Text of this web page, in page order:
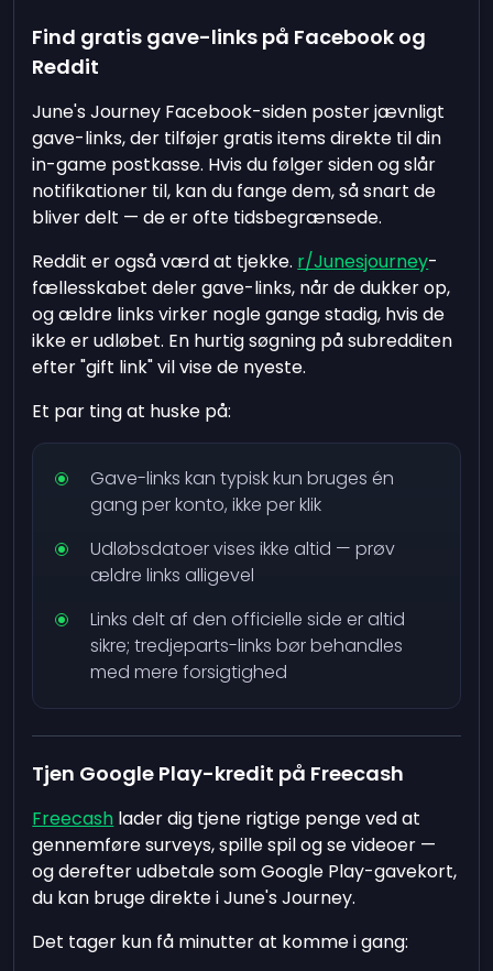
Find gratis gave-links på Facebook og
Reddit
June's Journey Facebook-siden poster jævnligt
gave-links, der tilføjer gratis items direkte til din
in-game postkasse. Hvis du følger siden og slår
notifikationer til, kan du fange dem, så snart de
bliver delt — de er ofte tidsbegrænsede.
Reddit er også værd at tjekke. r/Junesjourney-
fællesskabet deler gave-links, når de dukker op,
og ældre links virker nogle gange stadig, hvis de
ikke er udløbet. En hurtig søgning på subredditen
efter "gift link" vil vise de nyeste.
Et par ting at huske på:
Gave-links kan typisk kun bruges én
gang per konto, ikke per klik
Udløbsdatoer vises ikke altid — prøv
ældre links alligevel
Links delt af den officielle side er altid
sikre; tredjeparts-links bør behandles
med mere forsigtighed
Tjen Google Play-kredit på Freecash
Freecash lader dig tjene rigtige penge ved at
gennemføre surveys, spille spil og se videoer —
og derefter udbetale som Google Play-gavekort,
du kan bruge direkte i June's Journey.
Det tager kun få minutter at komme i gang: